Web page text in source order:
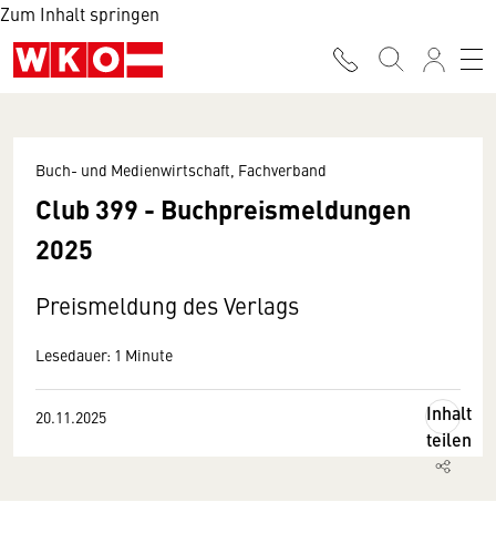
Zum Inhalt springen
Buch- und Medienwirtschaft, Fachverband
Club 399 - Buchpreismeldungen
2025
Preismeldung des Verlags
Lesedauer: 1 Minute
20.11.2025
Inhalt
teilen